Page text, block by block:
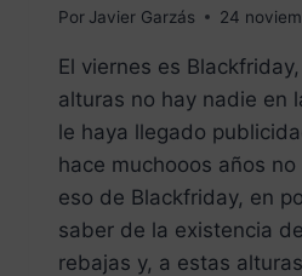
Por Javier Garzás 24
El viernes es
alturas no hay nadie en
le haya llegado
hace muchooos años
eso de Blackfriday, en
saber de la existencia
rebajas y, a estas